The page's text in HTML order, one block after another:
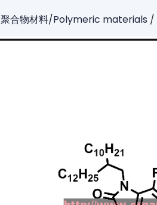
聚合物材料/Polymeric materials /